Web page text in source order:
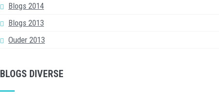
Blogs 2014
Blogs 2013
Ouder 2013
BLOGS DIVERSE